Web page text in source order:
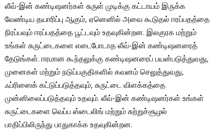
லீவ்-இன் கண்டிஷனர்கள் சுருள் முடிக்கு கட்டாயம் இருக்க
வேண்டிய தயாரிப்பு ஆகும், ஏனெனில் அவை கூடுதல் ஈரப்பதத்தை
நிரப்பவும் ஈரப்பதத்தை பூட்டவும் உதவுகின்றன. இலகுரக மற்றும்
உங்கள் சுருட்டைகளை எடைபோடாத லீவ்-இன் கண்டிஷனரைத்
தேடுங்கள். ஈரமான கூந்தலுக்கு கண்டிஷனரைப் பயன்படுத்துவது,
முனைகள் மற்றும் நடுப்பகுதிகளில் கவனம் செலுத்துவது,
ஃப்ரிஸைக் கட்டுப்படுத்தவும், சுருட்டை விளக்கத்தை
முன்னிலைப்படுத்தவும் உதவும். லீவ்-இன் கண்டிஷனர்கள் உங்கள்
சுருட்டைகளை வெப்ப ஸ்டைலிங் மற்றும் சுற்றுச்சூழல்
பாதிப்பிலிருந்து பாதுகாக்க உதவுகின்றன.